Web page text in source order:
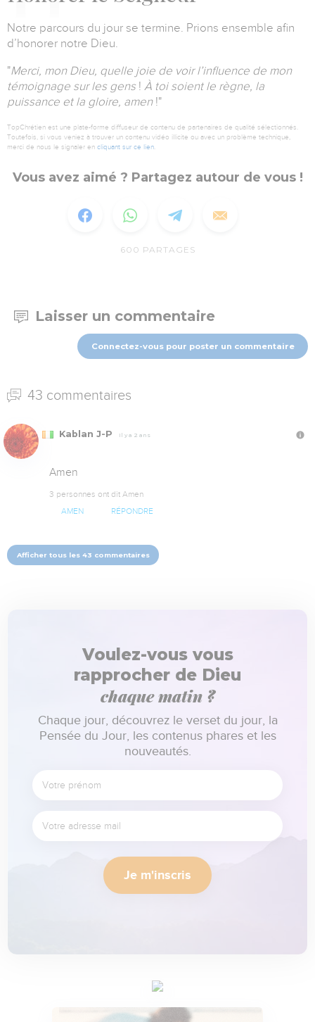
Notre parcours du jour se termine. Prions ensemble afin
d’honorer notre Dieu.
"Merci, mon Dieu, quelle joie de voir l’influence de mon
témoignage sur les gens ! À toi soient le règne, la
puissance et la gloire, amen !"
TopChrétien est une plate-forme diffuseur de contenu de partenaires de qualité sélectionnés.
Toutefois, si vous veniez à trouver un contenu vidéo illicite ou avec un problème technique,
merci de nous le signaler en cliquant sur ce lien.
Vous avez aimé ? Partagez autour de vous !
600 PARTAGES
Laisser un commentaire
Connectez-vous pour poster un commentaire
43 commentaires
Kablan J-P Il y a 2 ans
Amen
3 personnes ont dit Amen
AMEN RÉPONDRE
Afficher tous les 43 commentaires
Voulez-vous vous
rapprocher de Dieu
chaque matin ?
Chaque jour, découvrez le verset du jour, la
Pensée du Jour, les contenus phares et les
nouveautés.
Je m'inscris